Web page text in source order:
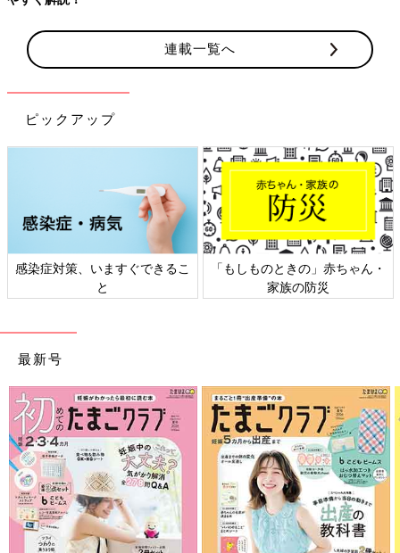
連載一覧へ
ピックアップ
ますぐできるこ
「もしものときの」赤ちゃん・
日本外来小
最新号